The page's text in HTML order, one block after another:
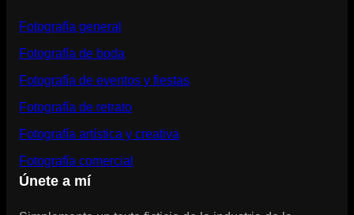
Fotografía general
Fotografía de boda
Fotografía de eventos y fiestas
Fotografía de retrato
Fotografía artística y creativa
Fotografía comercial
Únete a mí